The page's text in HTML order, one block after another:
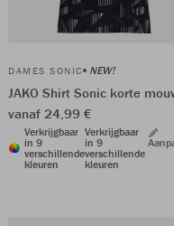
DAMES SONIC NEW!
JAKO Shirt Sonic korte
vanaf 24,99 €
Verkrijgbaar
in 9
verschillende
kleuren
Verkrijgbaar
in 9
verschillende
kleuren